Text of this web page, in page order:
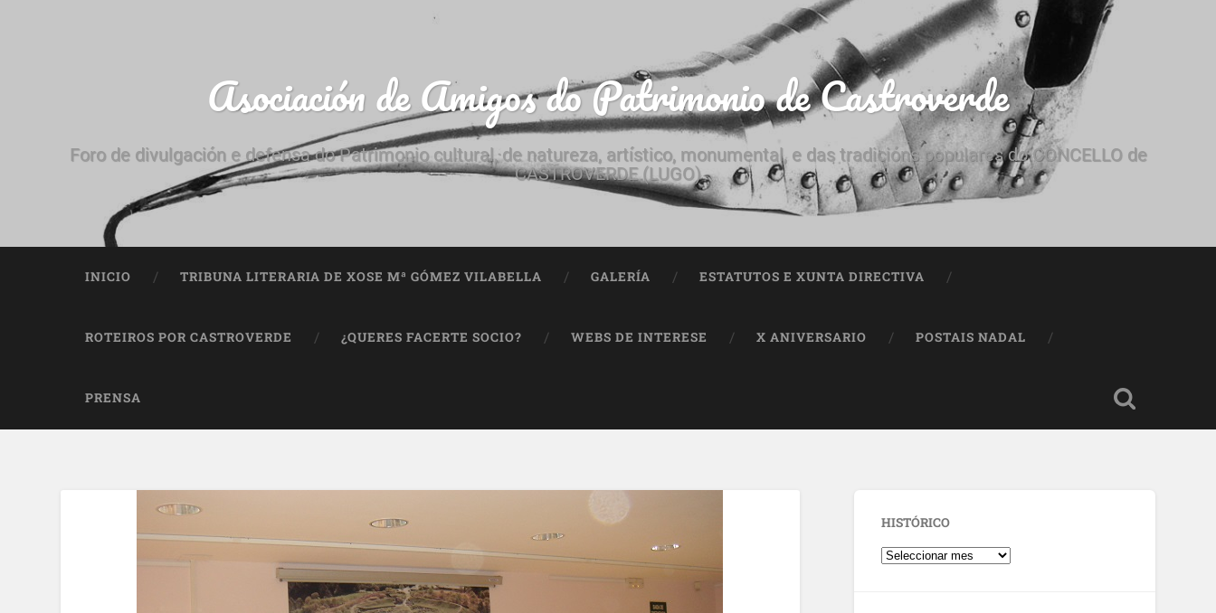
Asociación de Amigos do Patrimonio de Castroverde
Foro de divulgación e defensa do Patrimonio cultural, de natureza, artístico, monumental, e das tradicións populares do CONCELLO de
CASTROVERDE (LUGO)
INICIO TRIBUNA LITERARIA DE XOSE Mª GÓMEZ VILABELLA GALERÍA ESTATUTOS E XUNTA DIRECTIVA
ROTEIROS POR CASTROVERDE ¿QUERES FACERTE SOCIO? WEBS DE INTERESE X ANIVERSARIO POSTAIS NADAL
PRENSA
HISTÓRICO